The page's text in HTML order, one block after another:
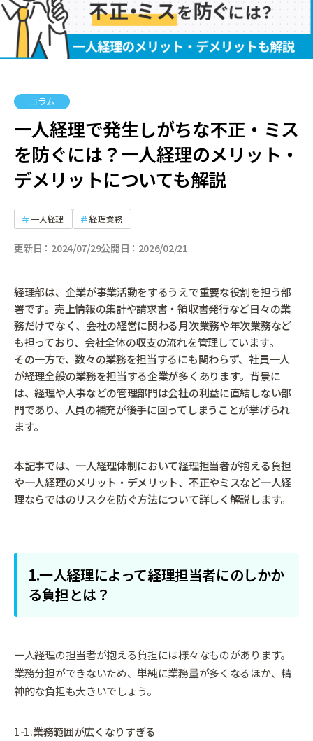
コラム
一人経理で発生しがちな不正・ミス
を防ぐには？一人経理のメリット・
デメリットについても解説
一人経理 経理業務
更新日 2024/07/29公開日 2026/02/21
経理部は、企業が事業活動をするうえで重要な役割を担う部
署です。売上情報の集計や請求書・領収書発行など日々の業
務だけでなく、会社の経営に関わる月次業務や年次業務など
も担っており、会社全体の収支の流れを管理しています。
その一方で、数々の業務を担当するにも関わらず、社員一人
が経理全般の業務を担当する企業が多くあります。背景に
は、経理や人事などの管理部門は会社の利益に直結しない部
門であり、人員の補充が後手に回ってしまうことが挙げられ
ます。
本記事では、一人経理体制において経理担当者が抱える負担
や一人経理のメリット・デメリット、不正やミスなど一人経
理ならではのリスクを防ぐ方法について詳しく解説します。
1.一人経理によって経理担当者にのしかか
る負担とは？
一人経理の担当者が抱える負担には様々なものがあります。
業務分担ができないため、単純に業務量が多くなるほか、精
神的な負担も大きいでしょう。
1-1.業務範囲が広くなりすぎる